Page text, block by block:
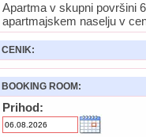
Apartma v skupni površini
apartmajskem naselju v
CENIK:
BOOKING ROOM:
Prihod: